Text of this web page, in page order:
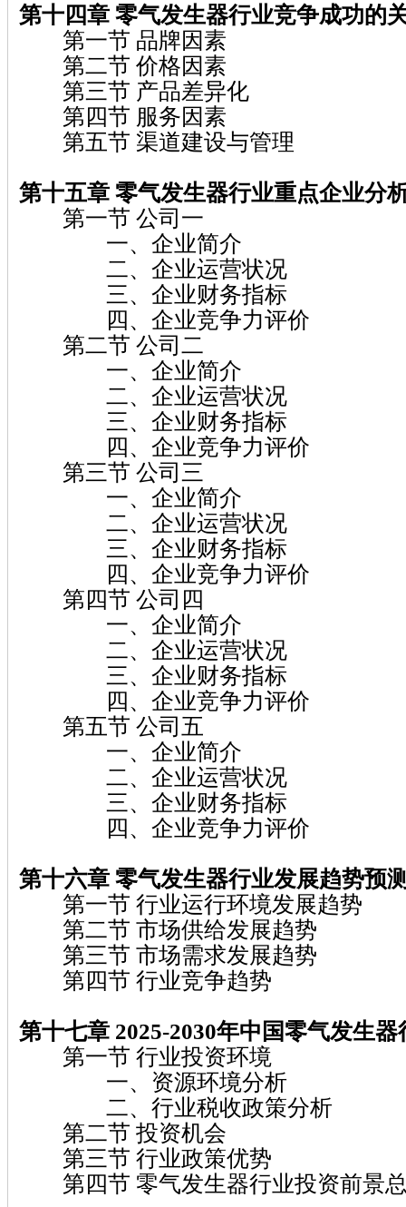
第十四章 零气发生器行业竞争成功的
第一节 品牌因素
第二节 价格因素
第三节 产品差异化
第四节 服务因素
第五节 渠道建设与管理
第十五章 零气发生器行业重点企业分
第一节 公司一
一、企业简介
二、企业运营状况
三、企业财务指标
四、企业竞争力评价
第二节 公司二
一、企业简介
二、企业运营状况
三、企业财务指标
四、企业竞争力评价
第三节 公司三
一、企业简介
二、企业运营状况
三、企业财务指标
四、企业竞争力评价
第四节 公司四
一、企业简介
二、企业运营状况
三、企业财务指标
四、企业竞争力评价
第五节 公司五
一、企业简介
二、企业运营状况
三、企业财务指标
四、企业竞争力评价
第十六章 零气发生器行业发展趋势预
第一节 行业运行环境发展趋势
第二节 市场供给发展趋势
第三节 市场需求发展趋势
第四节 行业竞争趋势
第十七章 2025-2030年中国零气发生
第一节 行业投资环境
一、资源环境分析
二、行业税收政策分析
第二节 投资机会
第三节 行业政策优势
第四节 零气发生器行业投资前景